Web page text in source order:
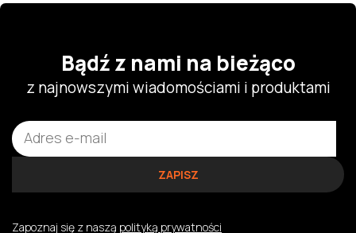
Bądź z nami na bieżąco
z najnowszymi wiadomościami i produktami
Zapoznaj się z naszą polityką prywatności